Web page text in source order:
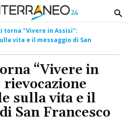
torna "Vivere in Assisi":
vita e il messaggio di San
“Vivere in
rievocazione
sulla vita e il
San Francesco